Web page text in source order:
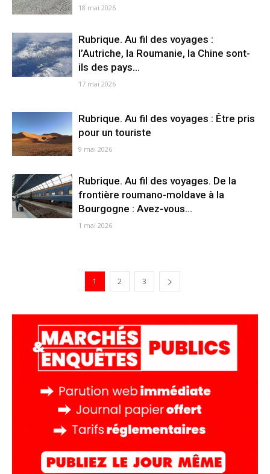
18 mai 2026
Rubrique. Au fil des voyages :
l’Autriche, la Roumanie, la Chine sont-
ils des pays...
17 mai 2026
Rubrique. Au fil des voyages : Être pris
pour un touriste
9 mai 2026
Rubrique. Au fil des voyages. De la
frontière roumano-moldave à la
Bourgogne : Avez-vous...
1 mai 2026
1 2 3